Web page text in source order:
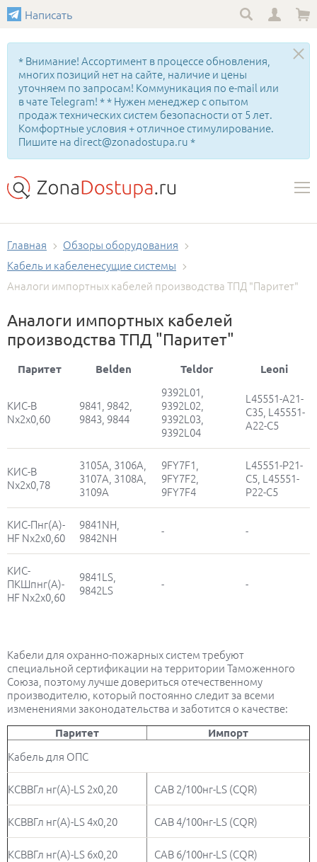
Написать
* Внимание! Ассортимент в процессе обновления,
многих позиций нет на сайте, наличие и цены
уточняем по запросам! Коммуникация по e-mail или
в чате Telegram! * * Нужен менеджер с опытом
продаж технических систем безопасности от 5 лет.
Комфортные условия + отличное стимулирование.
Пишите на direct@zonadostupa.ru *
Главная
Обзоры оборудования
Кабель и кабеленесущие системы
Аналоги импортных кабелей производства ТПД "Паритет"
Аналоги импортных кабелей
производства ТПД "Паритет"
Паритет Belden Teldor Leoni
КИС-В
Nх2х0,60
9841, 9842,
9843, 9844
9392L01,
9392L02,
9392L03,
9392L04
L45551-A21-
C35, L45551-
A22-C5
КИС-В
Nх2х0,78
3105A, 3106A,
3107A, 3108A,
3109А
9FY7F1,
9FY7F2,
9FY7F4
L45551-P21-
C5, L45551-
P22-C5
КИС-Пнг(А)-
HF Nх2х0,60
9841NH,
9842NH
- -
КИС-
ПКШпнг(А)-
HF Nх2х0,60
9841LS,
9842LS
- -
Кабели для охранно-пожарных систем требуют
специальной сертификации на территории Таможенного
Союза, поэтому лучше довериться отечественному
производителю, который постоянно следит за всеми
изменениями законодательства и заботится о качестве:
Паритет Импорт
Кабель для ОПС
КСВВГл нг(А)-LS 2х0,20 CAB 2/100нг-LS (CQR)
КСВВГл нг(А)-LS 4х0,20 CAB 4/100нг-LS (CQR)
КСВВГл нг(А)-LS 6х0,20 CAB 6/100нг-LS (CQR)